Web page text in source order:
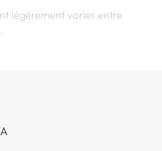
légèrement varier entre